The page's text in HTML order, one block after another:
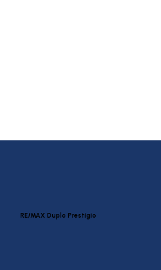
RE/MAX Duplo Prestígio